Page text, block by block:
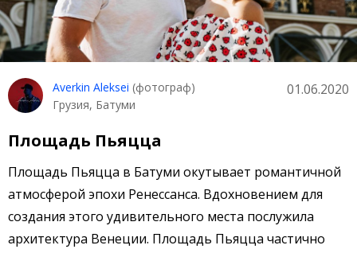
Averkin Aleksei (фотограф)
Грузия, Батуми
01.06.2020
Площадь Пьяцца
Площадь Пьяцца в Батуми окутывает романтичной
атмосферой эпохи Ренессанса. Вдохновением для
создания этого удивительного места послужила
архитектура Венеции. Площадь Пьяцца частично